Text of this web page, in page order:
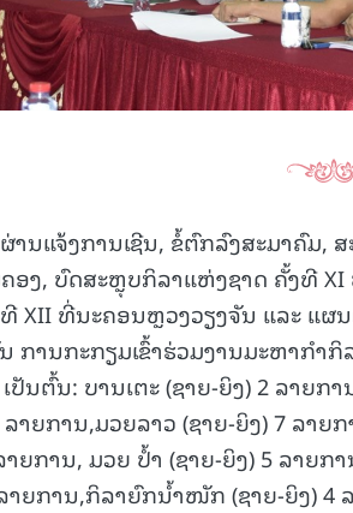
ານແຈ້ງການເຊີນ, ຂໍ້ຕົກລົງສະມາຄົມ,
ງ, ບົດສະຫຼຸບກິລາແຫ່ງຊາດ ຄັ້ງທີ XI
XII ທີ່ນະຄອນຫຼວງວຽງຈັນ ແລະ ແຜ
ການກະກຽມເຂົ້າຮ່ວມງານມະຫາກ
ປັນຕົ້ນ: ບານເຕະ (ຊາຍ-ຍິງ) 2 ລາຍກ
ລາຍການ,ມວຍລາວ (ຊາຍ-ຍິງ) 7 ລາ
າຍການ, ມວຍ ປໍ້າ (ຊາຍ-ຍິງ) 5 ລາຍ
າຍການ,ກິລາຍົກນໍ້າໜັກ (ຊາຍ-ຍິງ) 4